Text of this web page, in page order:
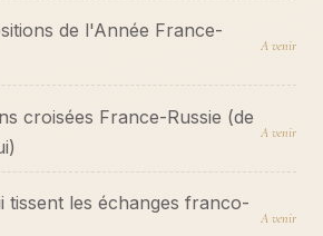
de l'Année France-
A venir
croisées France-Russie (de
A venir
tissent les échanges franco-
A venir